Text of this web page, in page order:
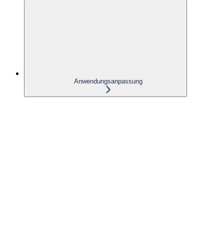
Anwendungsanpassung